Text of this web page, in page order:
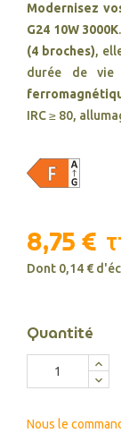
Modernisez
G24 10W 3000K
(4 broches),
durée de
IRC ≥ 80,
8,75 €
Dont 0,14 €
Quantité
Nous le